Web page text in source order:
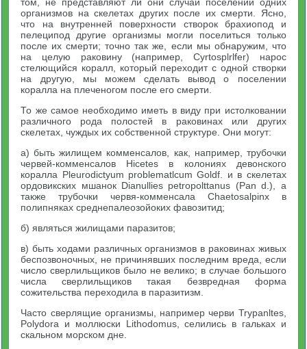
организмов на скелетах других после их смерти. Ясно,
что на внутренней поверхности створок брахиопод и
пелеципод другие организмы могли поселиться только
после их смерти; точно так же, если мы обнаружим, что
на целую раковину (например, Cyrtosplrlfer) нарос
стелющийся коралл, который переходит с одной створки
на другую, мы можем сделать вывод о поселении
коралла на плеченогом после его смерти.
То же самое необходимо иметь в виду при истолковании
различного рода полостей в раковинах или других
скелетах, чуждых их собственной структуре. Они могут:
а) быть жилищем комменсалов, как, например, трубочки
червей-комменсалов Hicetes в колониях девонского
коралла Pleurodictyum problematlcum Gоldf. и в скелетах
ордовикских мшанок Dianullies petropolttanus (Pan d.), а
также трубочки червя-комменсала Chaetosalpinx в
полипняках среднепалеозойоких фавозитид;
б) являться жилищами паразитов;
в) быть ходами различных организмов в раковинах живых
беспозвоночных, не причинявших последним вреда, если
число сверлильщиков было не велико; в случае большого
числа сверлильщиков такая безвредная форма
сожительства переходила в паразитизм.
Часто сверлящие организмы, например черви Trypanltes,
Polydora и моллюски Lithodomus, селились в гальках и
скальном морском дне.